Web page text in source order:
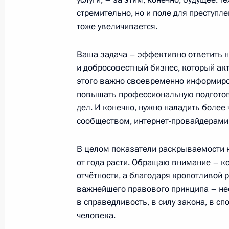
4 марта 2021 года, четверг
Встреча с участниками акции «Мы
4 марта 2021 года, 16:20 Москва, Кремль
3 марта 2021 года, среда
3 марта 2021 года, 14:15
2 марта 2021 года, вторник
стремительно, но и поле для
тоже увеличивается.
Ваша задача – эффективно ответить
и добросовестный бизнес, который
этого важно своевременно
повышать профессиональную
дел. И конечно, нужно наладить
сообществом, интернет-
В целом показатели раскрываемости
от года расти. Обращаю внимание –
отчётности, а благодаря кропотливой
важнейшего правового принципа –
в справедливость, в силу закона, в
человека.